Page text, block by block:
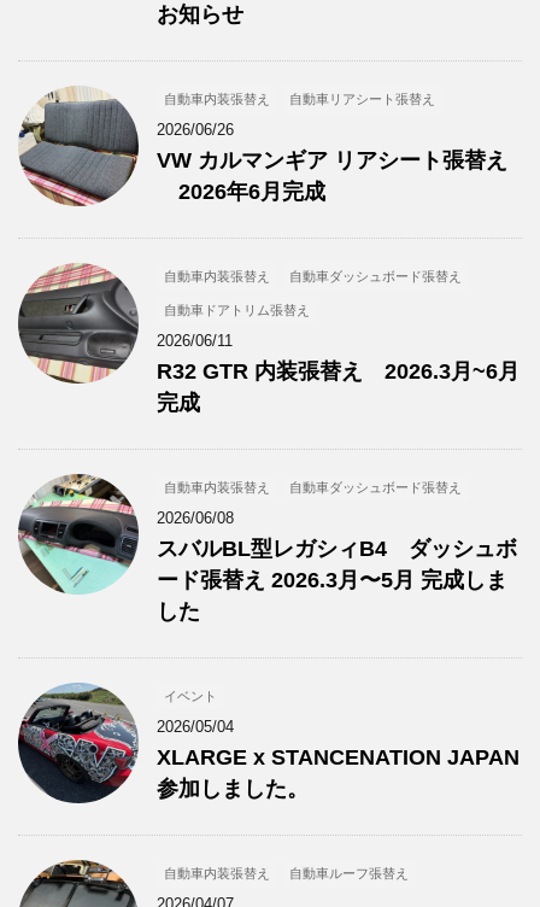
お知らせ
自動車内装張替え 自動車リアシート張替え
2026/06/26
VW カルマンギア リアシート張替え
2026年6月完成
自動車内装張替え 自動車ダッシュボード張替え
自動車ドアトリム張替え
2026/06/11
R32 GTR 内装張替え 2026.3月~6月
完成
自動車内装張替え 自動車ダッシュボード張替え
2026/06/08
スバルBL型レガシィB4 ダッシュボ
ード張替え 2026.3月〜5月 完成しま
した
イベント
2026/05/04
XLARGE x STANCENATION JAPAN
参加しました。
自動車内装張替え 自動車ルーフ張替え